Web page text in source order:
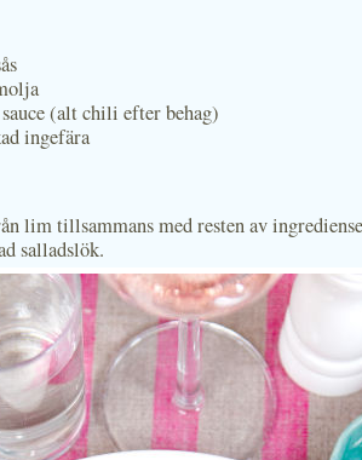
(alt chili efter behag)
ingefära
lim tillsammans med resten av
salladslök.